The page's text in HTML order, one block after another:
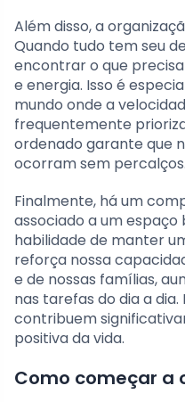
Além disso, a
Quando tudo tem seu
encontrar o que
e energia. Isso é
mundo onde a
frequentemente
ordenado garante que
ocorram sem percalços.
Finalmente, há um
associado a um espaço
habilidade de manter
reforça nossa
e de nossas famílias,
nas tarefas do dia a dia.
contribuem
positiva da vida.
Como começar a